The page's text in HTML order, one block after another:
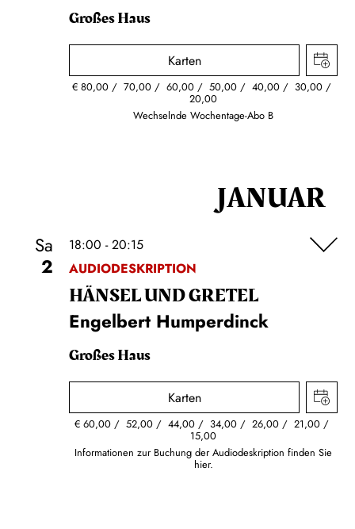
Großes Haus
Karten
€80,00 70,00 60,00 50,00 40,00 30,00
20,00
Wechselnde Wochentage-Abo B
JANUAR
Sa
2
18:00 - 20:15
AUDIODESKRIPTION
HÄNSEL UND GRETEL
Engelbert Humperdinck
Großes Haus
Karten
€60,00 52,00 44,00 34,00 26,00 21,00
15,00
Informationen zur Buchung der Audiodeskription finden Sie
hier.